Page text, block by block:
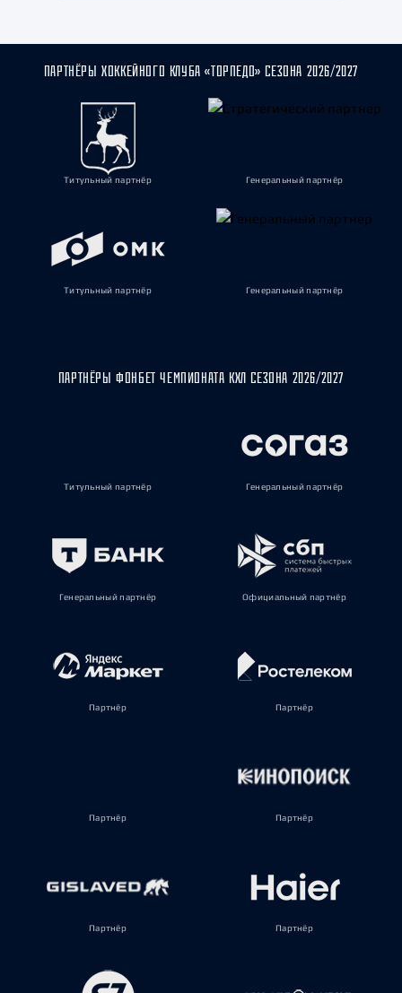
ПАРТНЁРЫ ХОККЕЙНОГО КЛУБА «ТОРПЕДО» СЕЗОНА 2026/2027
Титульный партнёр Генеральный партнёр
Титульный партнёр Генеральный партнёр
ПАРТНЁРЫ ФОНБЕТ ЧЕМПИОНАТА КХЛ СЕЗОНА 2026/2027
Титульный партнёр Генеральный партнёр
Генеральный партнёр Официальный партнёр
Партнёр Партнёр
Партнёр Партнёр
Партнёр Партнёр